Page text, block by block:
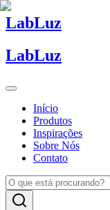
LabLuz
LabLuz
Início
Produtos
Inspirações
Sobre Nós
Contato